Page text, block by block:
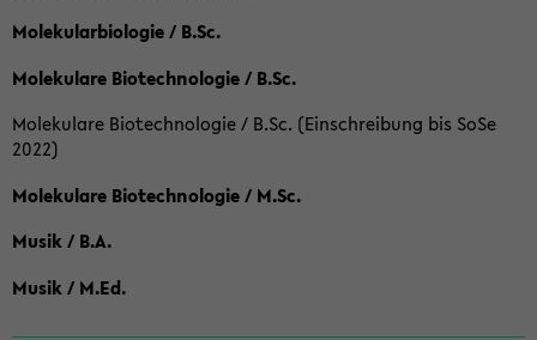
Molekularbiologie / B.Sc.
Molekulare Biotechnologie / B.Sc.
Molekulare Biotechnologie / B.Sc. (Einschreibung bis SoSe
2022)
Molekulare Biotechnologie / M.Sc.
Musik / B.A.
Musik / M.Ed.